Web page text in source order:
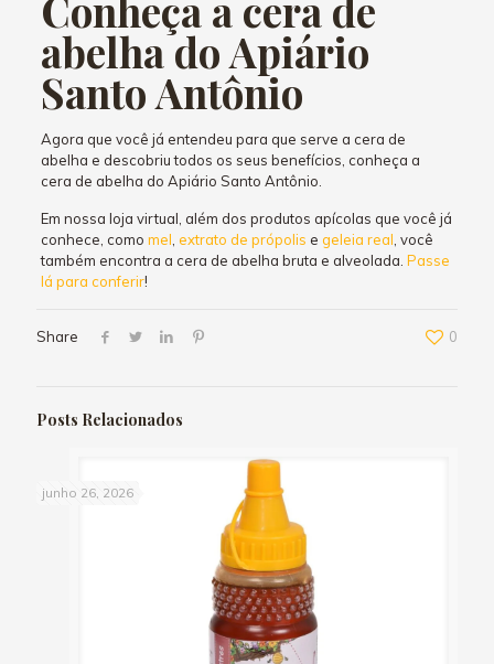
abelha do Apiário
Santo Antônio
Agora que você já entendeu para que serve a cera de
abelha e descobriu todos os seus benefícios, conheça a
cera de abelha do Apiário Santo Antônio.
Em nossa loja virtual, além dos produtos apícolas que você já
conhece, como mel extrato de própolis e geleia real , você
também encontra a cera de abelha bruta e alveolada. Passe
lá para conferir!
Share 0
Posts Relacionados
junho 26, 2026